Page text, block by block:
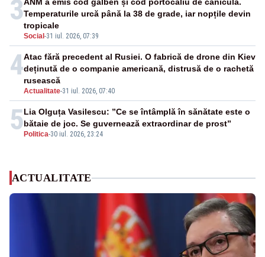
3
Social -31 iul. 2026, 07:39
Temperaturile urcă până la 38 de grade, iar nopțile devin
tropicale
4
Actualitate-31 iul. 2026, 07:40
Atac fără precedent al Rusiei. O fabrică de drone din Kiev
deținută de o companie americană, distrusă de o rachetă
rusească
5 Politica-30 iul. 2026, 23:24
Lia Olguța Vasilescu: ”Ce se întâmplă în sănătate este o
bătaie de joc. Se guvernează extraordinar de prost”
ACTUALITATE